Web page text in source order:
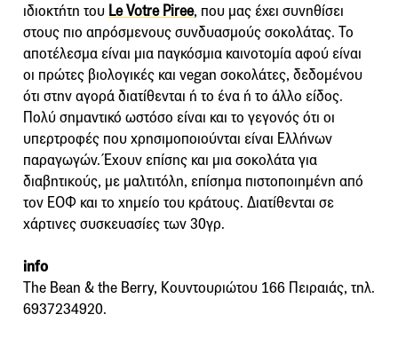
ιδιοκτήτη του Le Votre Piree, που μας έχει συνηθίσει
στους πιο απρόσμενους συνδυασμούς σοκολάτας. Το
αποτέλεσμα είναι μια παγκόσμια καινοτομία αφού είναι
οι πρώτες βιολογικές και vegan σοκολάτες, δεδομένου
ότι στην αγορά διατίθενται ή το ένα ή το άλλο είδος.
Πολύ σημαντικό ωστόσο είναι και το γεγονός ότι οι
υπερτροφές που χρησιμοποιούνται είναι Ελλήνων
παραγωγών. Έχουν επίσης και μια σοκολάτα για
διαβητικούς, με μαλτιτόλη, επίσημα πιστοποιημένη από
τον ΕΟΦ και το χημείο του κράτους. Διατίθενται σε
χάρτινες συσκευασίες των 30γρ.
info
The Bean & the Berry, Κουντουριώτου 166 Πειραιάς, τηλ.
6937234920.